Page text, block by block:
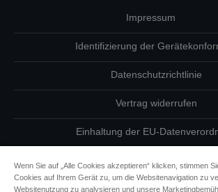
Impressum
Identifizierung der
Datenschutzrichtlinie
Vertrag widerrufen
Einhaltung der EU-
Fragen zum Datenschutz
Informationen zu Cookies
Wenn Sie auf „Alle Cookies akzeptieren“ klicken, stimmen
Cookies auf Ihrem Gerät zu, um die Websitenavigation zu
Websitenutzung zu analysieren und unsere